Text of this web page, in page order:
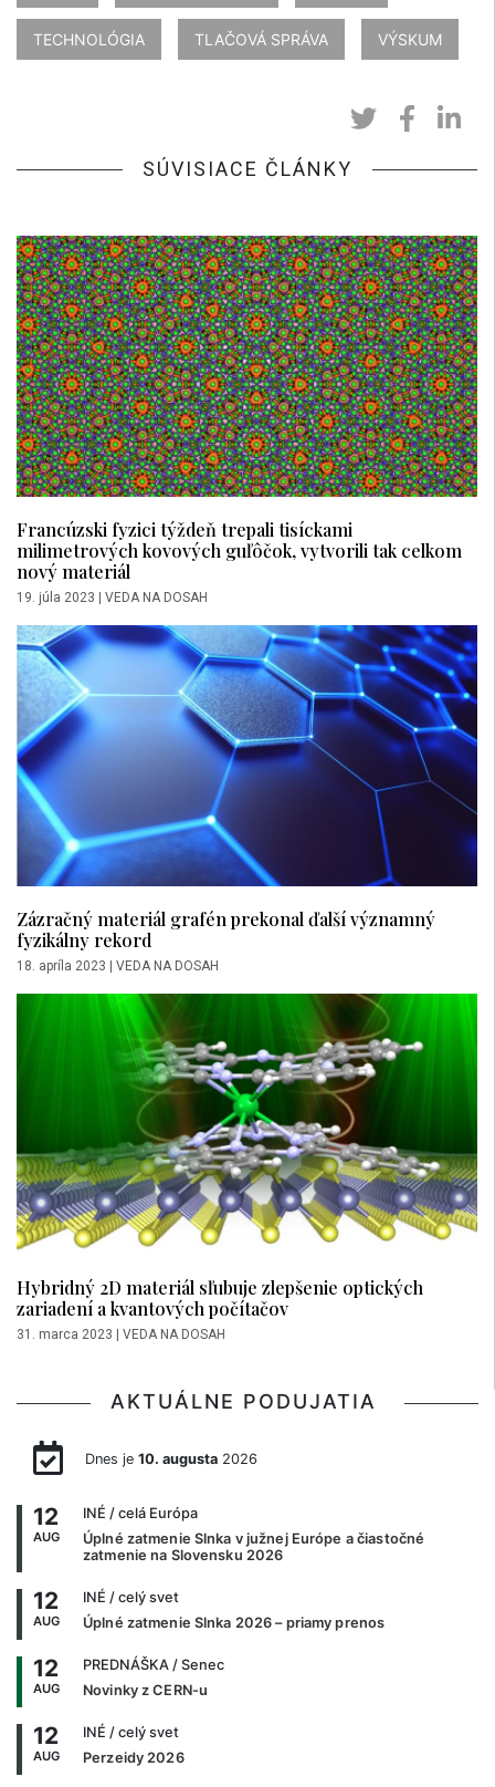
TECHNOLÓGIA TLAČOVÁ SPRÁVA VÝSKUM
SÚVISIACE ČLÁNKY
Francúzski fyzici týždeň trepali tisíckami
milimetrových kovových guľôčok, vytvorili tak celkom
nový materiál
19. júla 2023 | VEDA NA DOSAH
Zázračný materiál grafén prekonal ďalší významný
fyzikálny rekord
18. apríla 2023 VEDA NA DOSAH
Hybridný 2D materiál sľubuje zlepšenie optických
zariadení a kvantových počítačov
31. marca 2023 VEDA NA DOSAH
AKTUÁLNE PODUJATIA
Dnes je 10. augusta2026
12
AUG
INÉ / celá Európa
Úplné zatmenie Slnka v južnej Európe a čiastočné
zatmenie na Slovensku 2026
12
AUG
INÉ / celý svet
Úplné zatmenie Slnka 2026 – priamy prenos
12
AUG
PREDNÁŠKA / Senec
Novinky z CERN-u
12
AUG
INÉ / celý svet
Perzeidy 2026